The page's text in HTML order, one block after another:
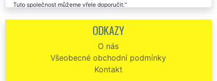
Tuto společnost můžeme vřele doporučit.
Chtěl bych jsem této společnosti EXTRA SLUŽBY moc poděkovat
za pomoc, kterou mi poskytli při vyklízení ubytovny v Benešově.
se skutečnými profesionály. Děkuji a určitě doporučuji.
Minulý víkend mi tato společnost zajišťovala vyklizení ubytovny v
Benešově. Veškerý bordel a starý nábytek perfektně vyklidili a vše
ODKAZY
O nás
Všeobecné obchodní podmínky
Kontakt